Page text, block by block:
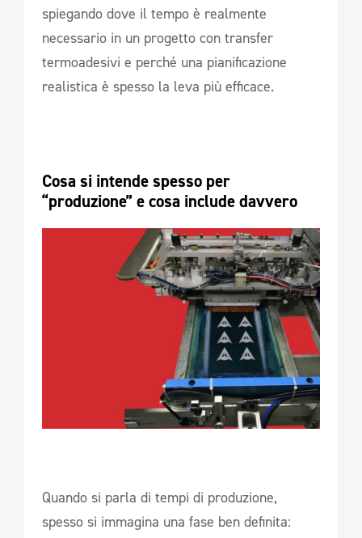
spiegando dove il tempo è realmente
necessario in un progetto con transfer
termoadesivi e perché una pianificazione
realistica è spesso la leva più efficace.
Cosa si intende spesso per
“produzione” e cosa include davvero
Quando si parla di tempi di produzione,
spesso si immagina una fase ben definita: